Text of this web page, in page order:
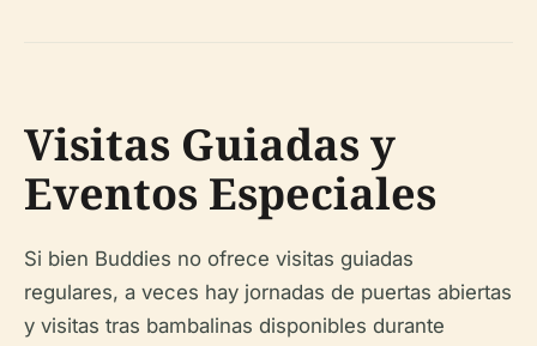
Visitas Guiadas y
Eventos Especiales
Si bien Buddies no ofrece visitas guiadas
regulares, a veces hay jornadas de puertas abiertas
y visitas tras bambalinas disponibles durante